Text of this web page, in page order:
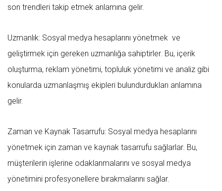
son trendleri takip etmek anlamına gelir.
Uzmanlık: Sosyal medya hesaplarını yönetmek ve
geliştirmek için gereken uzmanlığa sahiptirler. Bu, içerik
oluşturma, reklam yönetimi, topluluk yönetimi ve analiz gibi
konularda uzmanlaşmış ekipleri bulundurdukları anlamına
gelir.
Zaman ve Kaynak Tasarrufu: Sosyal medya hesaplarını
yönetmek için zaman ve kaynak tasarrufu sağlarlar. Bu,
müşterilerin işlerine odaklanmalarını ve sosyal medya
yönetimini profesyonellere bırakmalarını sağlar.